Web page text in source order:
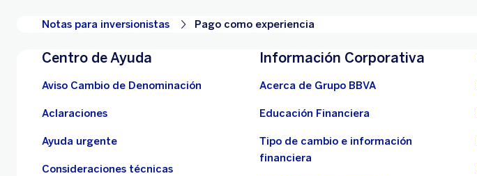
Notas para inversionistas Pago como experiencia
Centro de Ayuda
Aviso Cambio de Denominación
Aclaraciones
Ayuda urgente
Consideraciones técnicas
Información Corporativa
Acerca de Grupo BBVA
Educación Financiera
Tipo de cambio e información
financiera